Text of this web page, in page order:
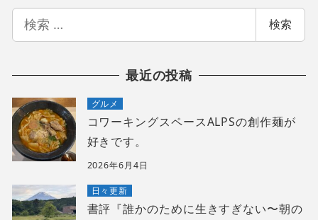
索
検索
最近の投稿
グルメ
コワーキングスペースALPSの創作麺が
好きです。
2026年6月4日
日々更新
書評『誰かのために生きすぎない〜朝の